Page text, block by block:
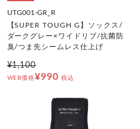
UTG001-GR_R
【SUPER TOUGH G】ソックス/
ダークグレー×ワイドリブ/抗菌防
臭/つま先シームレス仕上げ
¥1,100
WEB価格¥990 税込